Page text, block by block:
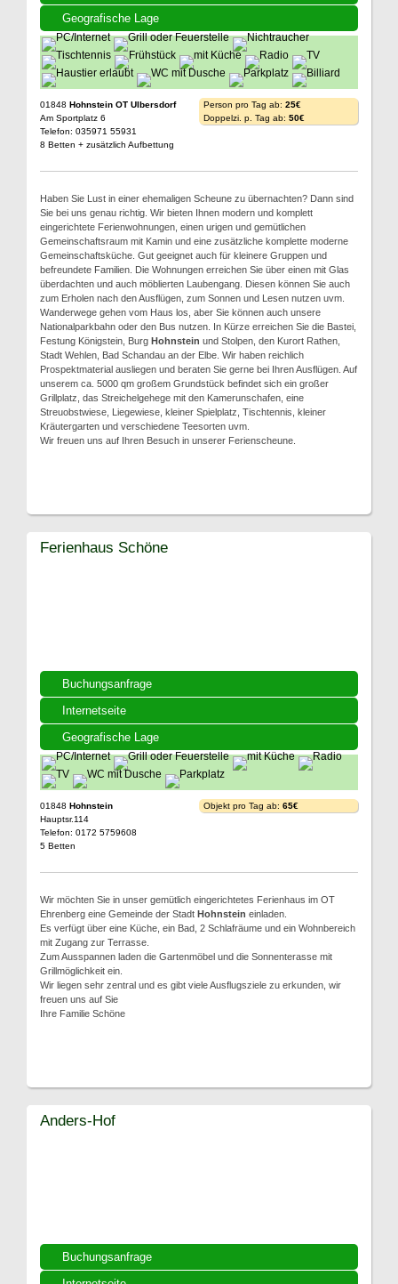
Geografische Lage
01848 Hohnstein OT Ulbersdorf
Am Sportplatz 6
Telefon: 035971 55931
8 Betten + zusätzlich Aufbettung
Person pro Tag ab: 25€
Doppelzi. p. Tag ab: 50€
Haben Sie Lust in einer ehemaligen Scheune zu übernachten? Dann sind
Sie bei uns genau richtig. Wir bieten Ihnen modern und komplett
eingerichtete Ferienwohnungen, einen urigen und gemütlichen
Gemeinschaftsraum mit Kamin und eine zusätzliche komplette moderne
Gemeinschaftsküche. Gut geeignet auch für kleinere Gruppen und
befreundete Familien. Die Wohnungen erreichen Sie über einen mit Glas
überdachten und auch möblierten Laubengang. Diesen können Sie auch
zum Erholen nach den Ausflügen, zum Sonnen und Lesen nutzen uvm.
Wanderwege gehen vom Haus los, aber Sie können auch unsere
Nationalparkbahn oder den Bus nutzen. In Kürze erreichen Sie die Bastei,
Festung Königstein, Burg Hohnstein und Stolpen, den Kurort Rathen,
Stadt Wehlen, Bad Schandau an der Elbe. Wir haben reichlich
Prospektmaterial ausliegen und beraten Sie gerne bei Ihren Ausflügen. Auf
unserem ca. 5000 qm großem Grundstück befindet sich ein großer
Grillplatz, das Streichelgehege mit den Kamerunschafen, eine
Streuobstwiese, Liegewiese, kleiner Spielplatz, Tischtennis, kleiner
Kräutergarten und verschiedene Teesorten uvm.
Wir freuen uns auf Ihren Besuch in unserer Ferienscheune.
Buchungsanfrage
Internetseite
Geografische Lage
Ferienhaus Schöne
01848 Hohnstein
Hauptsr.114
Telefon: 0172 5759608
5 Betten
Objekt pro Tag ab: 65€
Wir möchten Sie in unser gemütlich eingerichtetes Ferienhaus im OT
Ehrenberg eine Gemeinde der Stadt Hohnstein einladen.
Es verfügt über eine Küche, ein Bad, 2 Schlafräume und ein Wohnbereich
mit Zugang zur Terrasse.
Zum Ausspannen laden die Gartenmöbel und die Sonnenterasse mit
Grillmöglichkeit ein.
Wir liegen sehr zentral und es gibt viele Ausflugsziele zu erkunden, wir
freuen uns auf Sie
Ihre Familie Schöne
Buchungsanfrage
Anders-Hof